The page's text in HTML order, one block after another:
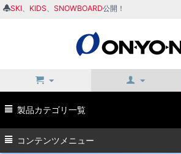
SKI KIDS SNOWBOARD公開！
製品カテゴリ一覧
コンテンツメニュー